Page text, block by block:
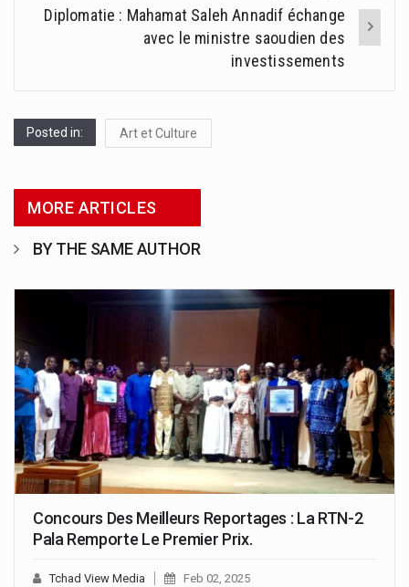
Diplomatie : Mahamat Saleh Annadif échange
avec le ministre saoudien des
investissements
Posted in: Art et Culture
MORE ARTICLES
BY THE SAME AUTHOR
Concours Des Meilleurs Reportages : La RTN-2
Pala Remporte Le Premier Prix.
Tchad View Media Feb 02, 2025